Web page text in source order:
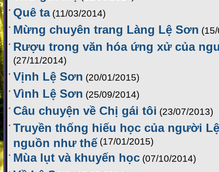
Quê ta (11/03/2014)
Mừng chuyên trang Làng Lệ Sơn
Rượu trong văn hóa ứng xử của
(27/11/2014)
Vịnh Lệ Sơn (20/01/2015)
Vình Lệ Sơn (25/09/2014)
Câu chuyện về Chị gái tôi (23/07/2013)
Truyền thống hiếu học của người
nguồn như thế (17/01/2015)
Mùa lụt và khuyến học (07/10/2014)